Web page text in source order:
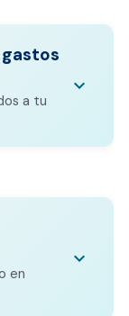
a tu
keyboard_arrow_down
según el
en
keyboard_arrow_down